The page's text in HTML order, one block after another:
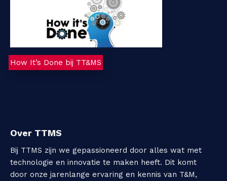
How It’s Done bij TT&MS
Over TTMS
Bij TTMS zijn we gepassioneerd door alles wat met
technologie en innovatie te maken heeft. Dit komt
door onze jarenlange ervaring en kennis van T&M,